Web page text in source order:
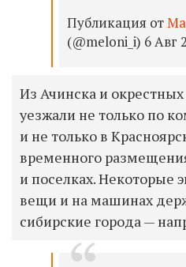
Публикация от
(@meloni_i) 6 Авг
Из Ачинска и
уезжали не только по
и не только в
временного
и поселках. Некоторые
вещи и на машинах
сибирские города —